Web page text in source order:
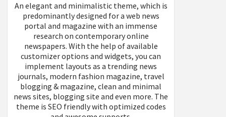
An elegant and minimalistic theme, which is
predominantly designed for a web news
portal and magazine with an immense
research on contemporary online
newspapers. With the help of available
customizer options and widgets, you can
implement layouts as a trending news
journals, modern fashion magazine, travel
blogging & magazine, clean and minimal
news sites, blogging site and even more. The
theme is SEO friendly with optimized codes